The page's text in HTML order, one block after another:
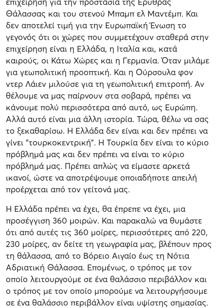
Θάλασσας και του στενού Μπαμπ ελ Μαντέμπ. Και
δεν αποτελεί τιμή για την Ευρωπαϊκή Ένωση το
γεγονός ότι οι χώρες που συμμετέχουν σταθερά στην
επιχείρηση είναι η Ελλάδα, η Ιταλία και, κατά
καιρούς, οι Κάτω Χώρες και η Γερμανία. Όταν μιλάμε
για γεωπολιτική προοπτική. Και η Ούρσουλα φον
ντερ Λάιεν μιλούσε για τη γεωπολιτική επιτροπή. Αν
θέλουμε να μας παίρνουν στα σοβαρά, πρέπει να
κάνουμε πολύ περισσότερα από αυτό, ως Ευρώπη.
Αλλά αυτό είναι μια άλλη ιστορία. Τώρα, θέλω να σας
το ξεκαθαρίσω. Η Ελλάδα δεν είναι και δεν πρέπει να
γίνει "τουρκοκεντρική". Η Τουρκία δεν είναι το κύριο
πρόβλημά μας και δεν πρέπει να είναι το κύριο
πρόβλημά μας. Πρέπει απλώς να είμαστε αρκετά
ικανοί, ώστε να αποτρέψουμε οποιαδήποτε απειλή
προέρχεται από τον γείτονά μας.
Η Ελλάδα πρέπει να έχει, θα έπρεπε να έχει, μια
προσέγγιση 360 μοιρών. Και παρακαλώ να θυμάστε
ότι από αυτές τις 360 μοίρες, περισσότερες από 220,
230 μοίρες, αν δείτε τη γεωγραφία μας, βλέπουν προς
τη θάλασσα, από το Βόρειο Αιγαίο έως τη Νότια
Αδριατική Θάλασσα. Επομένως, ο τρόπος με τον
οποίο λειτουργούμε σε ένα θαλάσσιο περιβάλλον και
ο τρόπος με τον οποίο μπορούμε να λειτουργήσουμε
σε ένα θαλάσσιο περιβάλλον είναι υψίστης σημασίας.